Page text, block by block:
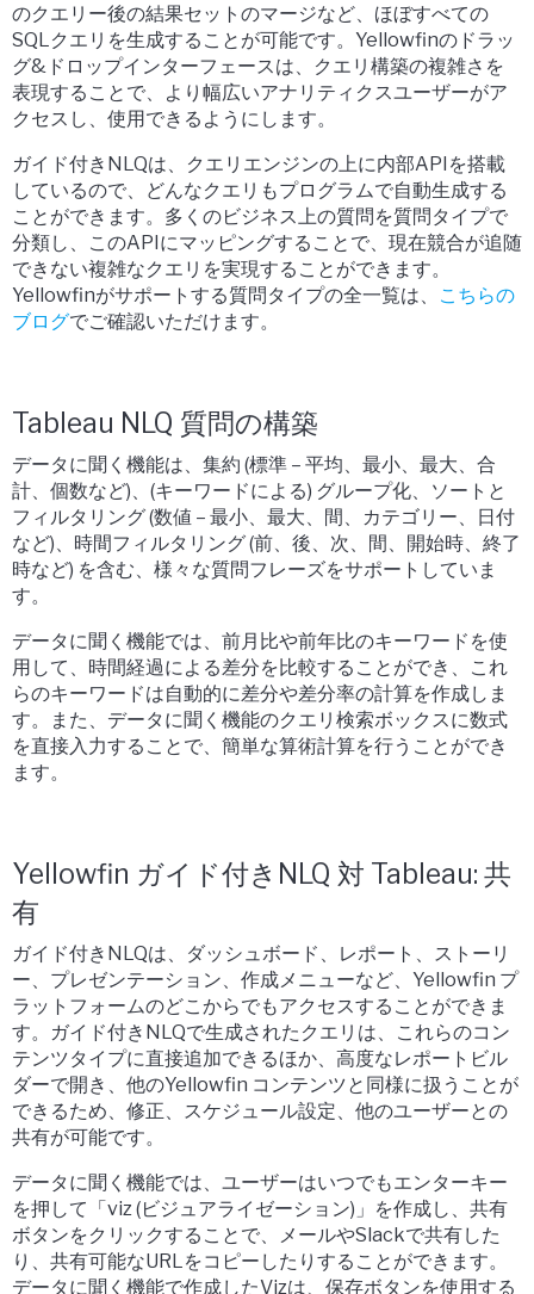
のクエリー後の結果セットのマージなど、ほぼすべての
SQLクエリを生成することが可能です。Yellowfinのドラッ
グ&ドロップインターフェースは、クエリ構築の複雑さを
表現することで、より幅広いアナリティクスユーザーがア
クセスし、使用できるようにします。
ガイド付きNLQは、クエリエンジンの上に内部APIを搭載
しているので、どんなクエリもプログラムで自動生成する
ことができます。多くのビジネス上の質問を質問タイプで
分類し、このAPIにマッピングすることで、現在競合が追随
できない複雑なクエリを実現することができます。
Yellowfinがサポートする質問タイプの全一覧は、
こちらの
ブログでご確認いただけます。
Tableau NLQ 質問の構築
データに聞く機能は、集約 (標準 – 平均、最小、最大、合
計、個数など)、(キーワードによる) グループ化、ソートと
フィルタリング (数値 – 最小、最大、間、カテゴリー、日付
など)、時間フィルタリング (前、後、次、間、開始時、終了
時など) を含む、様々な質問フレーズをサポートしていま
す。
データに聞く機能では、前月比や前年比のキーワードを使
用して、時間経過による差分を比較することができ、これ
らのキーワードは自動的に差分や差分率の計算を作成しま
す。また、データに聞く機能のクエリ検索ボックスに数式
を直接入力することで、簡単な算術計算を行うことができ
ます。
Yellowfin ガイド付きNLQ 対 Tableau: 共
有
ガイド付きNLQは、ダッシュボード、レポート、ストーリ
ー、プレゼンテーション、作成メニューなど、Yellowfin プ
ラットフォームのどこからでもアクセスすることができま
す。ガイド付きNLQで生成されたクエリは、これらのコン
テンツタイプに直接追加できるほか、高度なレポートビル
ダーで開き、他のYellowfin コンテンツと同様に扱うことが
できるため、修正、スケジュール設定、他のユーザーとの
共有が可能です。
データに聞く機能では、ユーザーはいつでもエンターキー
を押して「viz (ビジュアライゼーション)」を作成し、共有
ボタンをクリックすることで、メールやSlackで共有した
り、共有可能なURLをコピーしたりすることができます。
データに聞く機能で作成したVizは、保存ボタンを使用する